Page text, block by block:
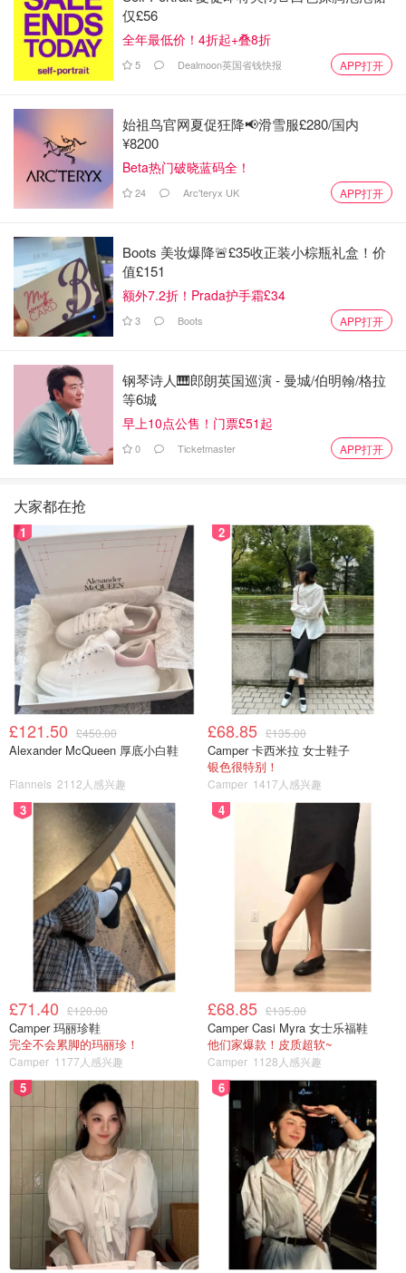
仅£56
全年最低价！4折起+叠8折
5 Dealmoon英国省钱快报 APP打开
始祖鸟官网夏促狂降📢滑雪服£280/国内
¥8200
Beta热门破晓蓝码全！
24 Arc'teryx UK APP打开
Boots 美妆爆降🚨£35收正装小棕瓶礼盒！价
值£151
额外7.2折！Prada护手霜£34
3 Boots APP打开
钢琴诗人🎹郎朗英国巡演 - 曼城/伯明翰/格拉
等6城
早上10点公售！门票£51起
0 Ticketmaster APP打开
大家都在抢
1
£121.50 £450.00
Alexander McQueen 厚底小白鞋
Flannels 2112人感兴趣
2
£68.85 £135.00
Camper 卡西米拉 女士鞋子
银色很特别！
Camper 1417人感兴趣
3
£71.40 £120.00
Camper 玛丽珍鞋
完全不会累脚的玛丽珍！
Camper 1177人感兴趣
4
£68.85 £135.00
Camper Casi Myra 女士乐福鞋
他们家爆款！皮质超软~
Camper 1128人感兴趣
5 6